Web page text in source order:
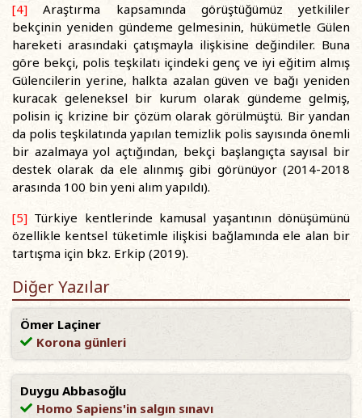
[4] Araştırma kapsamında görüştüğümüz yetkililer
bekçinin yeniden gündeme gelmesinin, hükümetle Gülen
hareketi arasındaki çatışmayla ilişkisine değindiler. Buna
göre bekçi, polis teşkilatı içindeki genç ve iyi eğitim almış
Gülencilerin yerine, halkta azalan güven ve bağı yeniden
kuracak geleneksel bir kurum olarak gündeme gelmiş,
polisin iç krizine bir çözüm olarak görülmüştü. Bir yandan
da polis teşkilatında yapılan temizlik polis sayısında önemli
bir azalmaya yol açtığından, bekçi başlangıçta sayısal bir
destek olarak da ele alınmış gibi görünüyor (2014-2018
arasında 100 bin yeni alım yapıldı).
[5] Türkiye kentlerinde kamusal yaşantının dönüşümünü
özellikle kentsel tüketimle ilişkisi bağlamında ele alan bir
tartışma için bkz. Erkip (2019).
Diğer Yazılar
Ömer Laçiner
Korona günleri
Duygu Abbasoğlu
Homo Sapiens'in salgın sınavı